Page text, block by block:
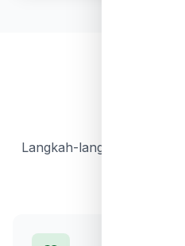
Langkah-langkah strategis